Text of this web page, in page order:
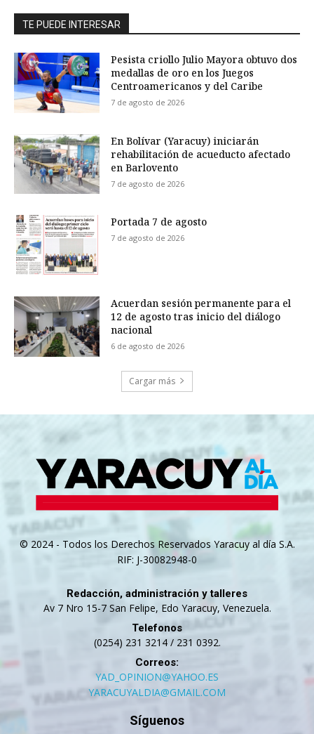
TE PUEDE INTERESAR
Pesista criollo Julio Mayora obtuvo dos
medallas de oro en los Juegos
Centroamericanos y del Caribe
7 de agosto de 2026
En Bolívar (Yaracuy) iniciarán
rehabilitación de acueducto afectado
en Barlovento
7 de agosto de 2026
Portada 7 de agosto
7 de agosto de 2026
Acuerdan sesión permanente para el
12 de agosto tras inicio del diálogo
nacional
6 de agosto de 2026
Cargar más
© 2024 - Todos los Derechos Reservados Yaracuy al día S.A.
RIF: J-30082948-0
Redacción, administración y talleres
Av 7 Nro 15-7 San Felipe, Edo Yaracuy, Venezuela.
Telefonos
(0254) 231 3214 / 231 0392.
Correos:
YAD_OPINION@YAHOO.ES
YARACUYALDIA@GMAIL.COM
Síguenos